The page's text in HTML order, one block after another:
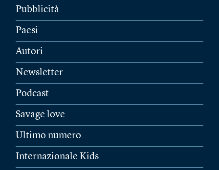
Pubblicità
Paesi
Autori
Newsletter
Podcast
Savage love
Ultimo numero
Internazionale Kids